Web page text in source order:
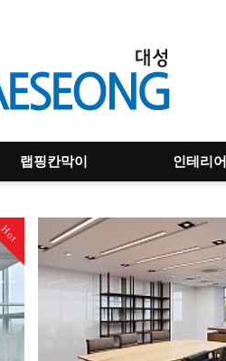
랩핑칸막이 인테리어
Hot